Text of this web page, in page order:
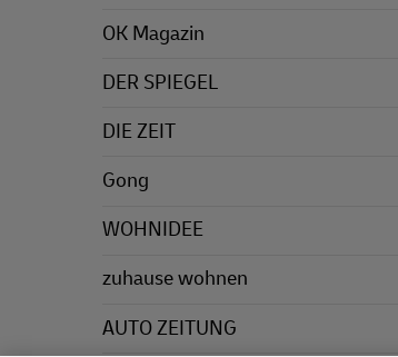
OK Magazin
DER SPIEGEL
DIE ZEIT
Gong
WOHNIDEE
zuhause wohnen
AUTO ZEITUNG